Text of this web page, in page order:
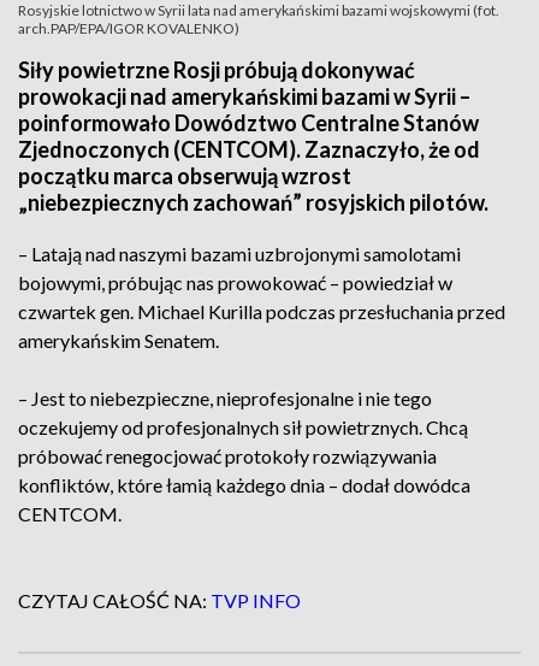
Rosyjskie lotnictwo w Syrii lata nad amerykańskimi bazami wojskowymi (fot.
arch.PAP/EPA/IGOR KOVALENKO)
Siły powietrzne Rosji próbują dokonywać
prowokacji nad amerykańskimi bazami w Syrii –
poinformowało Dowództwo Centralne Stanów
Zjednoczonych (CENTCOM). Zaznaczyło, że od
początku marca obserwują wzrost
„niebezpiecznych zachowań” rosyjskich pilotów.
– Latają nad naszymi bazami uzbrojonymi samolotami
bojowymi, próbując nas prowokować – powiedział w
czwartek gen. Michael Kurilla podczas przesłuchania przed
amerykańskim Senatem.
– Jest to niebezpieczne, nieprofesjonalne i nie tego
oczekujemy od profesjonalnych sił powietrznych. Chcą
próbować renegocjować protokoły rozwiązywania
konfliktów, które łamią każdego dnia – dodał dowódca
CENTCOM.
CZYTAJ CAŁOŚĆ NA: TVP INFO